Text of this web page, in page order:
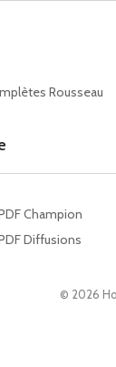
© 2026
Rousseau
Champion
Diffusions